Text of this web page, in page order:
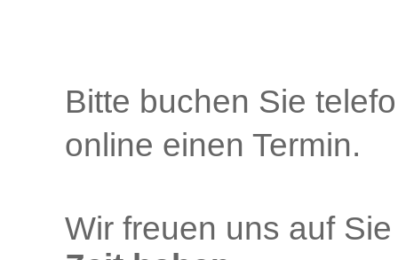
Bitte buchen Sie
online einen Termin.
Wir freuen uns auf